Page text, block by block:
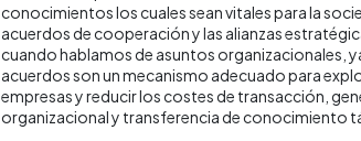
conocimientos los cuales sean vitales para la
acuerdos de cooperación y las alianzas
cuando hablamos de asuntos organizacionales,
acuerdos son un mecanismo adecuado para
empresas y reducir los costes de transacción,
organizacional y transferencia de conocimiento